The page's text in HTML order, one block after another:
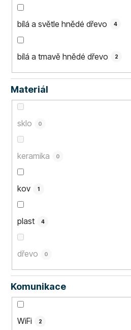
bílá a světle hnědé dřevo 4
bílá a tmavě hnědé dřevo 2
Materiál
sklo 0
keramika 0
kov 1
plast 4
dřevo 0
Komunikace
WiFi 2